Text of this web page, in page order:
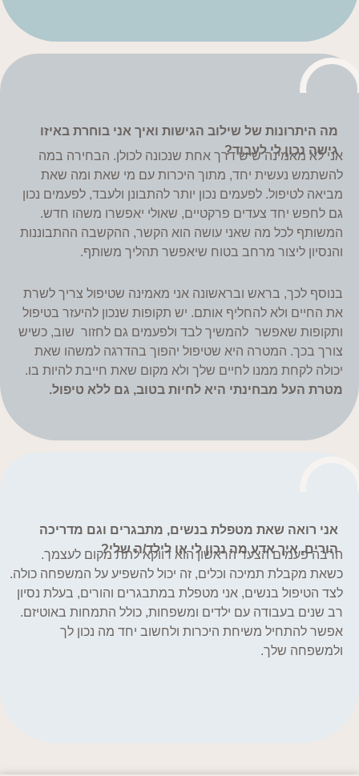
מה היתרונות של שילוב הגישות ואיך אני בוחרת באיזו
גישה נכון לי לעבוד?
אני לא מאמינה שיש דרך אחת שנכונה לכולן. הבחירה במה
להשתמש נעשית יחד, מתוך היכרות עם מי שאת ומה שאת
מביאה לטיפול. לפעמים נכון יותר להתבונן ולעבד, לפעמים נכון
גם לחפש יחד צעדים פרקטיים, שאולי יאפשרו משהו חדש.
המשותף לכל מה שאני עושה הוא הקשר, ההקשבה ההתבוננות
והנסיון ליצור מרחב בטוח שיאפשר תהליך משותף.
בנוסף לכך, בראש ובראשונה אני מאמינה שטיפול צריך לשרת
את החיים ולא להחליף אותם. יש תקופות שנכון להיעזר בטיפול
ותקופות שאפשר להמשיך לבד ולפעמים גם לחזור שוב, כשיש
צורך בכך. המטרה היא שטיפול יהפוך בהדרגה למשהו שאת
יכולה לקחת ממנו לחיים שלך ולא מקום שאת חייבת להיות בו.
מטרת העל מבחינתי היא לחיות בטוב, גם ללא טיפול.
אני רואה שאת מטפלת בנשים, מתבגרים וגם מדריכה
הורים. איך אדע מה נכון לי או לילד/ה שלי?
הרבה פעמים הצעד הראשון הוא דווקא לתת מקום לעצמך.
כשאת מקבלת תמיכה וכלים, זה יכול להשפיע על המשפחה כולה.
לצד הטיפול בנשים, אני מטפלת במתבגרים והורים, בעלת נסיון
רב שנים בעבודה עם ילדים ומשפחות, כולל התמחות באוטיזם.
אפשר להתחיל משיחת היכרות ולחשוב יחד מה נכון לך
ולמשפחה שלך.